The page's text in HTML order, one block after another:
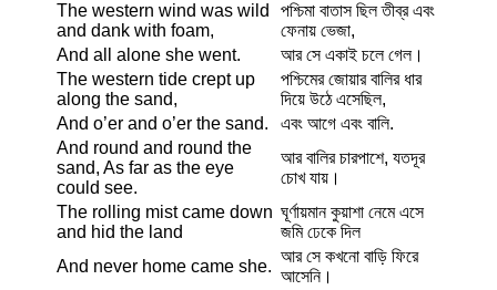
The western wind was wild
and dank with foam,
পশ্চিমা বাতাস ছিল তীব্র এবং
ফেনায় ভেজা,
And all alone she went.
আর সে একাই চলে গেল।
The western tide crept up
along the sand,
পশ্চিমের জোয়ার বালির ধার
দিয়ে উঠে এসেছিল,
And o’er and o’er the sand.
এবং আগে এবং বালি.
And round and round the
sand, As far as the eye
could see.
আর বালির চারপাশে, যতদূর
চোখ যায়।
The rolling mist came down
and hid the land
ঘূর্ণায়মান কুয়াশা নেমে এসে
জমি ঢেকে দিল
And never home came she.
আর সে কখনো বাড়ি ফিরে
আসেনি।